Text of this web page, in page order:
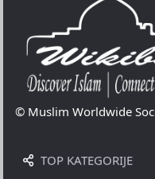
© Muslim Worldwide
TOP KATEGORIJE